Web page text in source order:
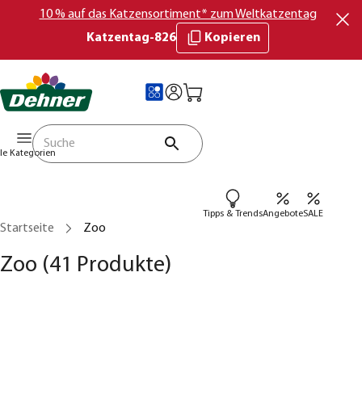
10 % auf das Katzensortiment* zum Weltkatzentag
Katzentag-826
Kopieren
Kategorien
Tipps & TrendsAngeboteSALE
Startseite Zoo
Zoo (41 Produkte)